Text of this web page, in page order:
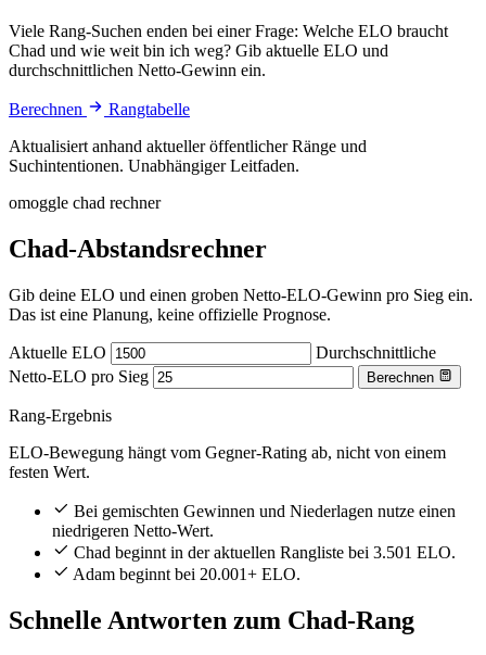
Viele Rang-Suchen enden bei einer Frage: Welche ELO braucht
Chad und wie weit bin ich weg? Gib aktuelle ELO und
durchschnittlichen Netto-Gewinn ein.
Berechnen
Rangtabelle
Aktualisiert anhand aktueller öffentlicher Ränge und
Suchintentionen. Unabhängiger Leitfaden.
omoggle chad rechner
Chad-Abstandsrechner
Gib deine ELO und einen groben Netto-ELO-Gewinn pro Sieg ein.
Das ist eine Planung, keine offizielle Prognose.
Aktuelle ELO
Durchschnittliche
Netto-ELO pro Sieg
Berechnen
Rang-Ergebnis
ELO-Bewegung hängt vom Gegner-Rating ab, nicht von einem
festen Wert.
Bei gemischten Gewinnen und Niederlagen nutze einen
niedrigeren Netto-Wert.
Chad beginnt in der aktuellen Rangliste bei 3.501 ELO.
Adam beginnt bei 20.001+ ELO.
Schnelle Antworten zum Chad-Rang